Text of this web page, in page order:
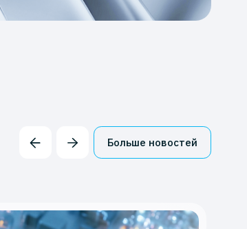
Больше новостей